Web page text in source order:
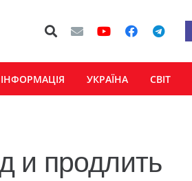
ІНФОРМАЦІЯ УКРАЇНА СВІТ
и продлить